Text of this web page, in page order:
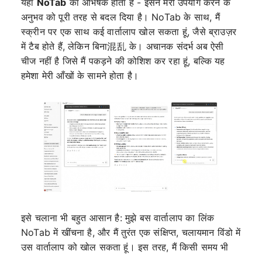
यहां NoTab का अभिषेक होता है - इसने मेरी उपयोग करने के
अनुभव को पूरी तरह से बदल दिया है। NoTab के साथ, मैं
स्क्रीन पर एक साथ कई वार्तालाप खोल सकता हूं, जैसे ब्राउज़र
में टैब होते हैं, लेकिन बिना混乱 के। अचानक संदर्भ अब ऐसी
चीज नहीं है जिसे मैं पकड़ने की कोशिश कर रहा हूं, बल्कि यह
हमेशा मेरी आँखों के सामने होता है।
इसे चलाना भी बहुत आसान है: मुझे बस वार्तालाप का लिंक
NoTab में खींचना है, और मैं तुरंत एक संक्षिप्त, चलायमान विंडो में
उस वार्तालाप को खोल सकता हूं। इस तरह, मैं किसी समय भी